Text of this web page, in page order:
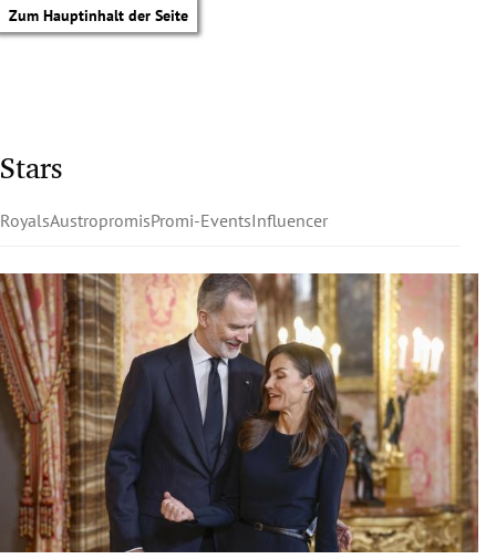
Zum Hauptinhalt der Seite
Untermenü
Untermenü
Stars
RoyalsAustropromisPromi-EventsInfluencer